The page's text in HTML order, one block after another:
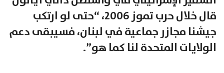
قال خلال حرب تموز 2006، “حتى لو ارتكب
جيشنا مجازر جماعية في لبنان، فسيبقى دعم
الولايات المتحدة لنا كما هو”.